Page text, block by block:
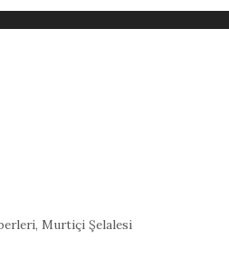
,Murtiçi Şelalesi